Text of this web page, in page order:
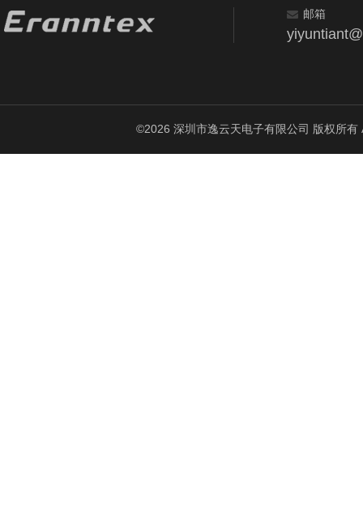
邮箱
©2026 深圳市逸云天电子有限公司 版权所有